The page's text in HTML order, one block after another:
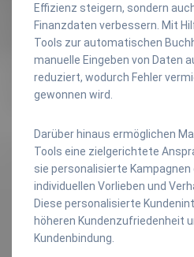
Effizienz steigern, sondern
Finanzdaten verbessern. Mit
Tools zur automatischen
manuelle Eingeben von Daten
reduziert, wodurch Fehler
gewonnen wird.
Darüber hinaus ermöglichen
Tools eine zielgerichtete
sie personalisierte
individuellen Vorlieben und
Diese personalisierte
höheren Kundenzufriedenheit
Kundenbindung.